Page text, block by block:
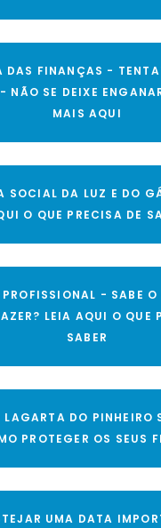
DAS FINANÇAS -
NÃO SE DEIXE
MAIS AQUI
SOCIAL DA LUZ E DO
O QUE PRECISA DE
- SABE O
LEIA AQUI O QUE
SABER
LAGARTA DO PINHEIRO
PROTEGER OS SEUS
UMA DATA